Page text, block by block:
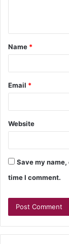
Name *
Email *
Website
Save my
time I comment.